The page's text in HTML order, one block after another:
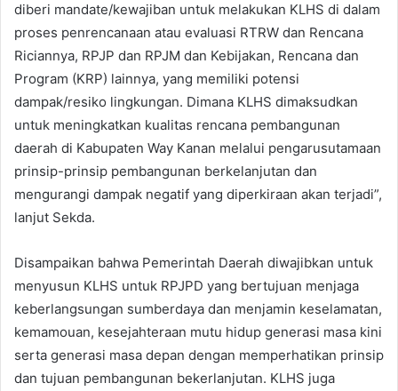
diberi mandate/kewajiban untuk melakukan KLHS di dalam
proses penrencanaan atau evaluasi RTRW dan Rencana
Riciannya, RPJP dan RPJM dan Kebijakan, Rencana dan
Program (KRP) lainnya, yang memiliki potensi
dampak/resiko lingkungan. Dimana KLHS dimaksudkan
untuk meningkatkan kualitas rencana pembangunan
daerah di Kabupaten Way Kanan melalui pengarusutamaan
prinsip-prinsip pembangunan berkelanjutan dan
mengurangi dampak negatif yang diperkiraan akan terjadi”,
lanjut Sekda.
Disampaikan bahwa Pemerintah Daerah diwajibkan untuk
menyusun KLHS untuk RPJPD yang bertujuan menjaga
keberlangsungan sumberdaya dan menjamin keselamatan,
kemamouan, kesejahteraan mutu hidup generasi masa kini
serta generasi masa depan dengan memperhatikan prinsip
dan tujuan pembangunan bekerlanjutan. KLHS juga